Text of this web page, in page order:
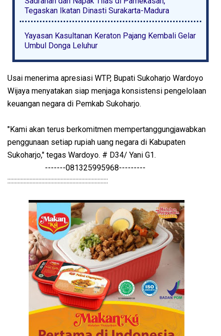
Tegaskan Ikatan Dinasti Surakarta-Madura
Yayasan Kasultanan Keraton Pajang Kembali Gelar
Umbul Donga Leluhur
Usai menerima apresiasi WTP, Bupati Sukoharjo Wardoyo
Wijaya menyatakan siap menjaga konsistensi pengelolaan
keuangan negara di Pemkab Sukoharjo.
"Kami akan terus berkomitmen mempertanggungjawabkan
penggunaan setiap rupiah uang negara di Kabupaten
Sukoharjo," tegas Wardoyo. # D34/ Yani G1.
-------081325995968---------
::::::::::::::::::::::::::::::::::::::::::::::::::::::::::::::::::::